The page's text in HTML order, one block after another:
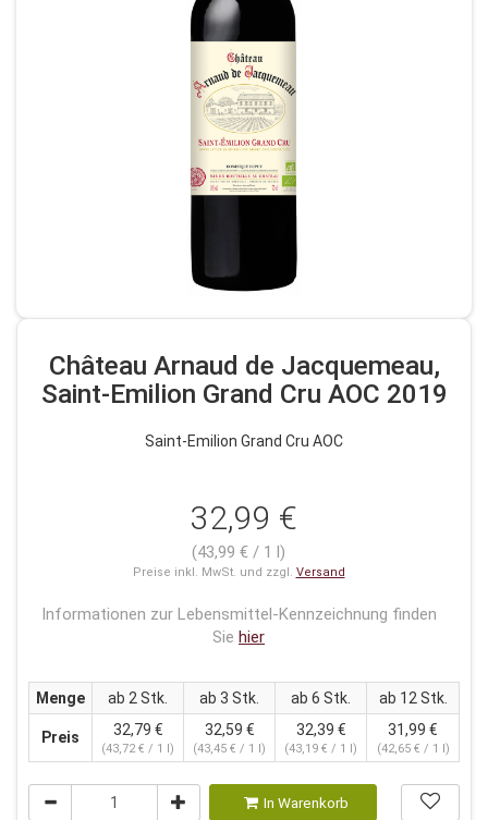
Château Arnaud de Jacquemeau,
Saint-Emilion Grand Cru AOC 2019
Saint-Emilion Grand Cru AOC
32,99 €
(43,99 € / 1 l)
Preise inkl. MwSt. und zzgl. Versand
Informationen zur Lebensmittel-Kennzeichnung finden
Sie hier
Menge ab 2 Stk. ab 3 Stk. ab 6 Stk. ab 12 Stk.
Preis 32,79 €
(43,72 € / 1 l)
32,59 €
(43,45 € / 1 l)
32,39 €
(43,19 € / 1 l)
31,99 €
(42,65 € / 1 l)
In Warenkorb